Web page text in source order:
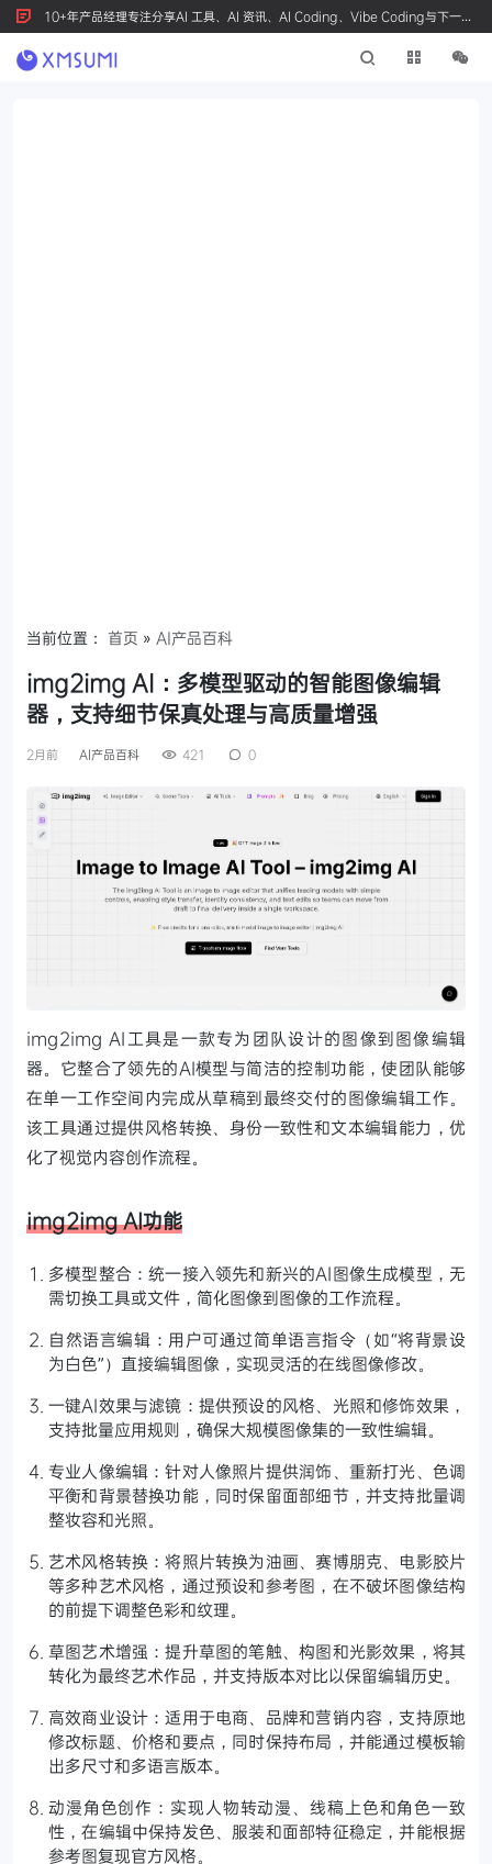
10+年产品经理专注分享AI 工具、AI 资讯、AI Coding、Vibe Coding与下一代
产品创新，按 Ctrl+D 收藏我们
当前位置： 首页 » AI产品百科
img2img AI：多模型驱动的智能图像编辑
器，支持细节保真处理与高质量增强
2月前 AI产品百科 421 0
img2img AI工具是一款专为团队设计的图像到图像编辑
器。它整合了领先的AI模型与简洁的控制功能，使团队能够
在单一工作空间内完成从草稿到最终交付的图像编辑工作。
该工具通过提供风格转换、身份一致性和文本编辑能力，优
化了视觉内容创作流程。
img2img AI功能
多模型整合：统一接入领先和新兴的AI图像生成模型，无
需切换工具或文件，简化图像到图像的工作流程。
自然语言编辑：用户可通过简单语言指令（如“将背景设
为白色”）直接编辑图像，实现灵活的在线图像修改。
一键AI效果与滤镜：提供预设的风格、光照和修饰效果，
支持批量应用规则，确保大规模图像集的一致性编辑。
专业人像编辑：针对人像照片提供润饰、重新打光、色调
平衡和背景替换功能，同时保留面部细节，并支持批量调
整妆容和光照。
艺术风格转换：将照片转换为油画、赛博朋克、电影胶片
等多种艺术风格，通过预设和参考图，在不破坏图像结构
的前提下调整色彩和纹理。
草图艺术增强：提升草图的笔触、构图和光影效果，将其
转化为最终艺术作品，并支持版本对比以保留编辑历史。
高效商业设计：适用于电商、品牌和营销内容，支持原地
修改标题、价格和要点，同时保持布局，并能通过模板输
出多尺寸和多语言版本。
动漫角色创作：实现人物转动漫、线稿上色和角色一致
性，在编辑中保持发色、服装和面部特征稳定，并能根据
参考图复现官方风格。